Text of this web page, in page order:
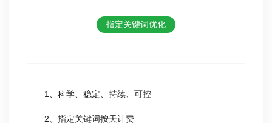
指定关键词优化
1、科学、稳定、持续、可控
2、指定关键词按天计费